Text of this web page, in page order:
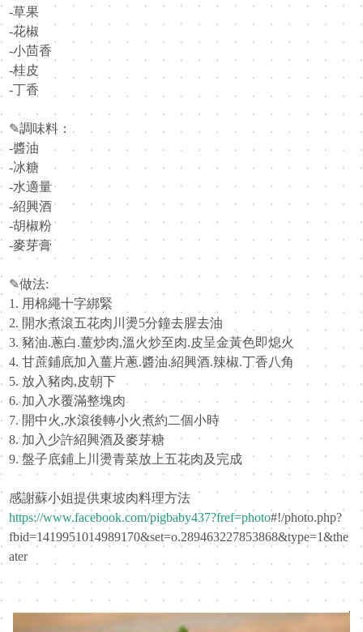
-草果
-花椒
-小茴香
-桂皮
-丁香
✎調味料：
-醬油
-冰糖
-水適量
-紹興酒
-胡椒粉
-麥芽膏
✎做法:
1. 用棉繩十字綁緊
2. 開水煮滾五花肉川燙5分鐘去腥去油
3. 豬油.蔥白.薑炒肉,溫火炒至肉.皮呈金黃色即熄火
4. 甘蔗鋪底加入薑片蔥.醬油.紹興酒.辣椒.丁香八角
5. 放入豬肉,皮朝下
6. 加入水覆滿整塊肉
7. 開中火,水滾後轉小火煮約二個小時
8. 加入少許紹興酒及麥芽糖
9. 盤子底鋪上川燙青菜放上五花肉及完成
https://www.facebook.com/pigbaby437?fref=photo#!/photo.php?
fbid=1419951014989170&set=o.289463227853868&type=1&the
ater